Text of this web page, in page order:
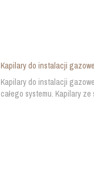
Kapilary do instalacji
Kapilary do instalacji
całego systemu. Kapilary